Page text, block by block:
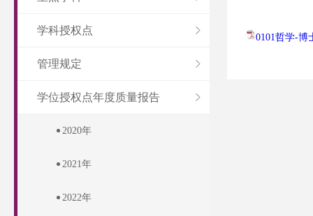
学科授权点
管理规定
学位授权点年度质量报告
2020年
2021年
2022年
0101哲学-博